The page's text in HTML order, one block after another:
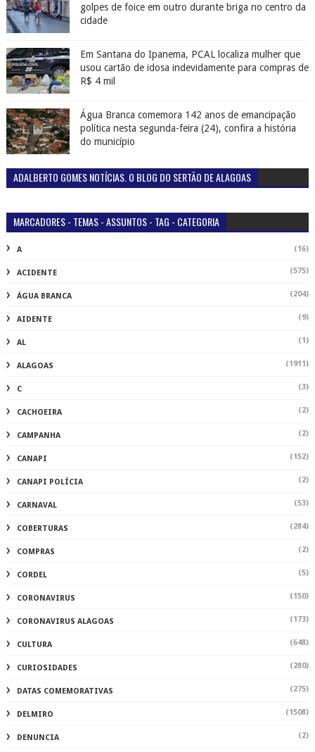
golpes de foice em outro durante briga no centro da
cidade
Em Santana do Ipanema, PCAL localiza mulher que
usou cartão de idosa indevidamente para compras de
R$ 4 mil
Água Branca comemora 142 anos de emancipação
política nesta segunda-feira (24), confira a história
do município
ADALBERTO GOMES NOTÍCIAS. O BLOG DO SERTÃO DE ALAGOAS
MARCADORES - TEMAS - ASSUNTOS - TAG - CATEGORIA
A (16)
ACIDENTE (575)
ÁGUA BRANCA (204)
AIDENTE (9)
AL (1)
ALAGOAS (1911)
C (3)
CACHOEIRA (2)
CAMPANHA (2)
CANAPI (152)
CANAPI POLÍCIA (2)
CARNAVAL (53)
COBERTURAS (284)
COMPRAS (2)
CORDEL (5)
CORONAVIRUS (150)
CORONAVIRUS ALAGOAS (173)
CULTURA (648)
CURIOSIDADES (280)
DATAS COMEMORATIVAS (275)
DELMIRO (1508)
DENUNCIA (2)